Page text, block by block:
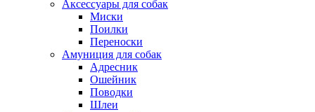
Аксессуары для собак
Миски
Поилки
Переноски
Амуниция для собак
Адресник
Ошейник
Поводки
Шлеи